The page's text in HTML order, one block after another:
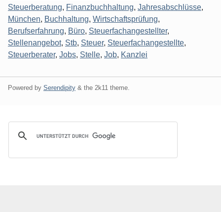
Steuerberatung, Finanzbuchhaltung, Jahresabschlüsse,
München, Buchhaltung, Wirtschaftsprüfung,
Berufserfahrung, Büro, Steuerfachangestellter,
Stellenangebot, Stb, Steuer, Steuerfachangestellte,
Steuerberater, Jobs, Stelle, Job, Kanzlei
Powered by Serendipity & the 2k11 theme.